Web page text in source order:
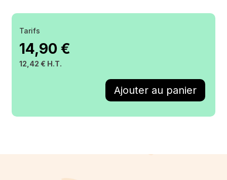
Tarifs
14,90 €
12,42 € H.T.